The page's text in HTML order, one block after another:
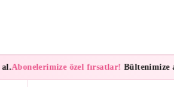
Abonelerimize özel fırsatlar!Bültenimize